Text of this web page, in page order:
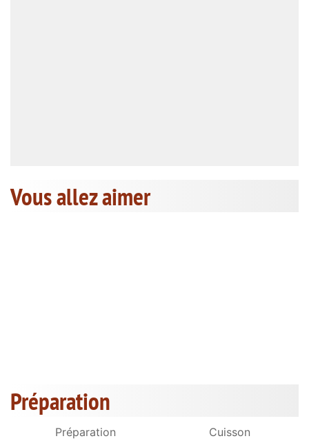
Vous allez aimer
Préparation
Préparation
Cuisson